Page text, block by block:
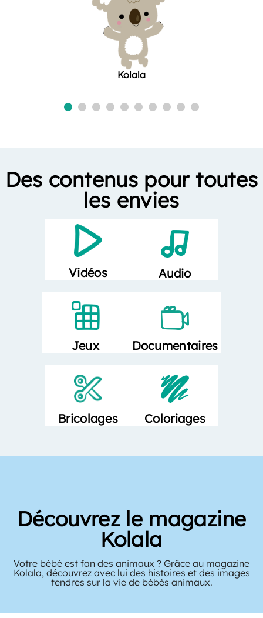
Kolala
Des contenus pour toutes
les envies
Vidéos Audio
Jeux Documentaires
Bricolages Coloriages
Découvrez le magazine
Kolala
Votre bébé est fan des animaux ? Grâce au magazine
Kolala, découvrez avec lui des histoires et des images
tendres sur la vie de bébés animaux.